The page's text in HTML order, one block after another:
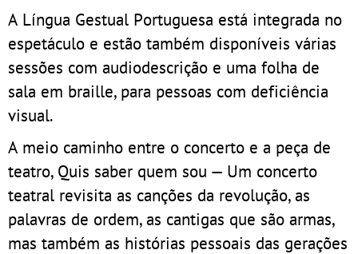
A Língua Gestual Portuguesa está integrada no
espetáculo e estão também disponíveis várias
sessões com audiodescrição e uma folha de
sala em braille, para pessoas com deficiência
visual.
A meio caminho entre o concerto e a peça de
teatro, Quis saber quem sou — Um concerto
teatral revisita as canções da revolução, as
palavras de ordem, as cantigas que são armas,
mas também as histórias pessoais das gerações